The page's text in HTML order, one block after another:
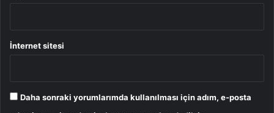
İnternet sitesi
Daha sonraki yorumlarımda kullanılması için adım, e-posta